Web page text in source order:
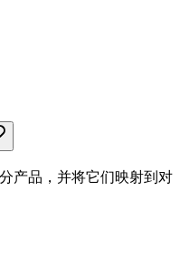
产品，并将它们映射到对